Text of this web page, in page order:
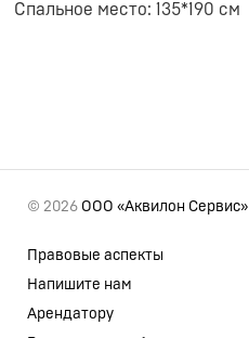
Спальное место: 135*190 см
© 2026 ООО «Аквилон Сервис»
Правовые аспекты
Напишите нам
Арендатору